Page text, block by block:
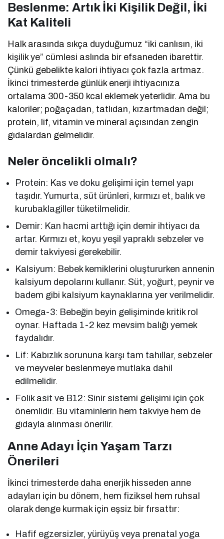
Beslenme: Artık İki Kişilik Değil, İki
Kat Kaliteli
Halk arasında sıkça duyduğumuz “iki canlısın, iki
kişilik ye” cümlesi aslında bir efsaneden ibarettir.
Çünkü gebelikte kalori ihtiyacı çok fazla artmaz.
İkinci trimesterde günlük enerji ihtiyacınıza
ortalama 300-350 kcal eklemek yeterlidir. Ama bu
kaloriler; poğaçadan, tatlıdan, kızartmadan değil;
protein, lif, vitamin ve mineral açısından zengin
gıdalardan gelmelidir.
Neler öncelikli olmalı?
Protein: Kas ve doku gelişimi için temel yapı
taşıdır. Yumurta, süt ürünleri, kırmızı et, balık ve
kurubaklagiller tüketilmelidir.
Demir: Kan hacmi arttığı için demir ihtiyacı da
artar. Kırmızı et, koyu yeşil yapraklı sebzeler ve
demir takviyesi gerekebilir.
Kalsiyum: Bebek kemiklerini oluştururken annenin
kalsiyum depolarını kullanır. Süt, yoğurt, peynir ve
badem gibi kalsiyum kaynaklarına yer verilmelidir.
Omega-3: Bebeğin beyin gelişiminde kritik rol
oynar. Haftada 1-2 kez mevsim balığı yemek
faydalıdır.
Lif: Kabızlık sorununa karşı tam tahıllar, sebzeler
ve meyveler beslenmeye mutlaka dahil
edilmelidir.
Folik asit ve B12: Sinir sistemi gelişimi için çok
önemlidir. Bu vitaminlerin hem takviye hem de
gıdayla alınması önerilir.
Anne Adayı İçin Yaşam Tarzı
Önerileri
İkinci trimesterde daha enerjik hisseden anne
adayları için bu dönem, hem fiziksel hem ruhsal
olarak denge kurmak için eşsiz bir fırsattır:
Hafif egzersizler, yürüyüş veya prenatal yoga